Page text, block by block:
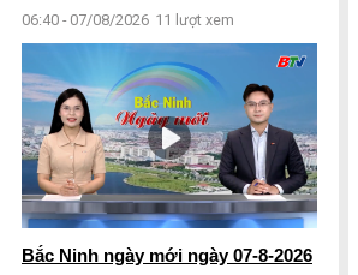
06:40 - 07/08/2026 11 lượt xem
Bắc Ninh ngày mới ngày 07-8-2026